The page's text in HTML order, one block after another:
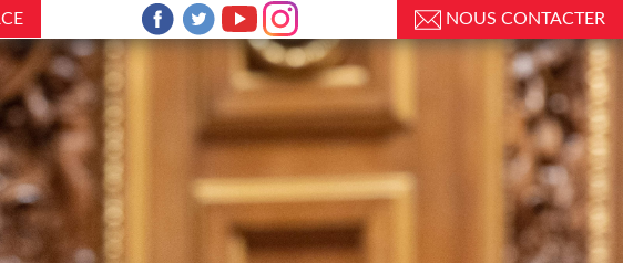
NOUS CONTACTER